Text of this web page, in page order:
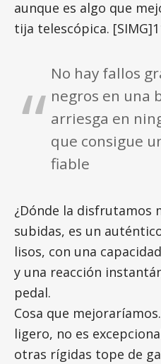
aunque es algo que
tija telescópica.
No hay fallos
negros en una
arriesga en
que consigue
fiable
¿Dónde la disfrutamos
subidas, es un
lisos, con una
y una reacción
pedal.
Cosa que
ligero, no es
otras rígidas tope de